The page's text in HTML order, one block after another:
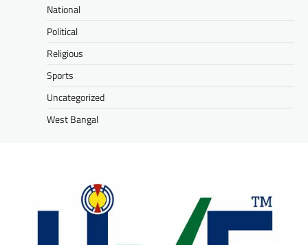
National
Political
Religious
Sports
Uncategorized
West Bangal